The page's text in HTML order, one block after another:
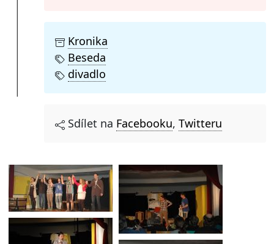
Kronika
Beseda
divadlo
Sdílet na Facebooku, Twitteru